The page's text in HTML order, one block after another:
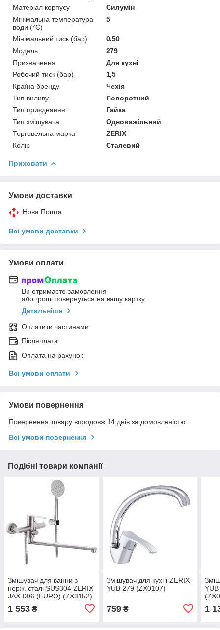
Матеріал корпусу
Силумін
Мінімальна температура
води (°C)
5
Мінімальний тиск (бар)
0,50
Модель
279
Призначення
Для кухні
Робочий тиск (бар)
1,5
Країна бренду
Чехія
Тип виливу
Поворотний
Тип приєднання
Гайка
Тип змішувача
Одноважільний
Торговельна марка
ZERIX
Колір
Сталевий
Приховати
Умови доставки
Нова Пошта
Всі умови доставки
Умови оплати
Ви отримаєте замовлення
або гроші повернуться на вашу картку
Детальніше
Оплатити частинами
Післяплата
Оплата на рахунок
Всі умови оплати
Умови повернення
Повернення товару впродовж 14 днів за домовленістю
Всі умови повернення
Подібні товари компанії
Змішувач для ванни з
нерж. сталі SUS304 ZERIX
JAX-006 (EURO) (ZX3152)
1 553 ₴
Змішувач для кухні ZERIX
YUB 279 (ZX0107)
759₴
YUB
1